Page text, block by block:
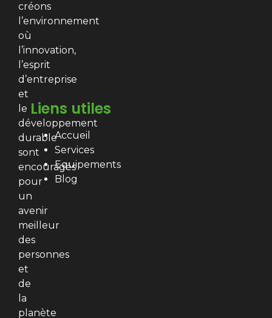
créons
l’environnement
où
l’innovation,
l’esprit
d’entreprise
et
le
développement
durable
sont
encouragés
pour
un
avenir
meilleur
des
personnes
et
de
la
planète
Liens utiles
Accueil
Services
Equipements
Blog